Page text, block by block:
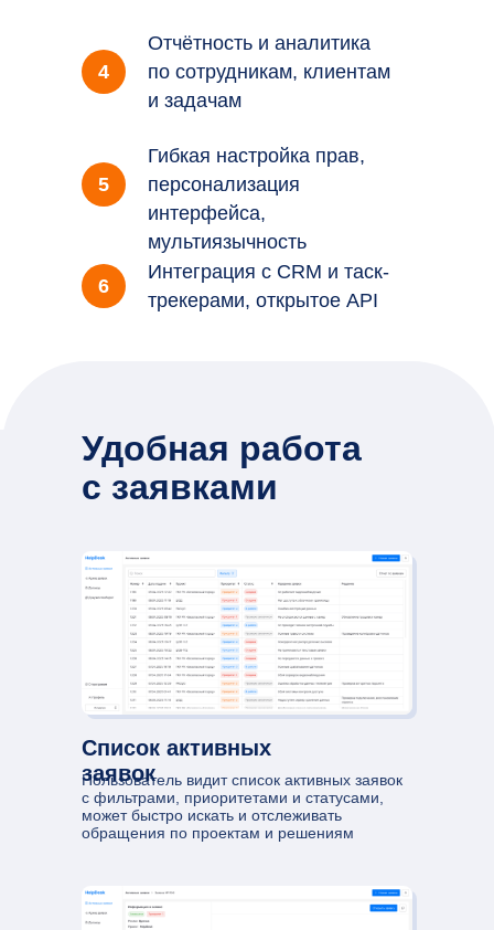
Интеграция с CRM и таск-
трекерами, открытое API
Гибкая настройка прав,
персонализация
интерфейса,
мультиязычность
Отчётность и аналитика
по сотрудникам, клиентам
и задачам
6
5
4
Список активных
заявок
Пользователь видит список активных заявок
с фильтрами, приоритетами и статусами,
может быстро искать и отслеживать
обращения по проектам и решениям
Удобная работа
с заявками